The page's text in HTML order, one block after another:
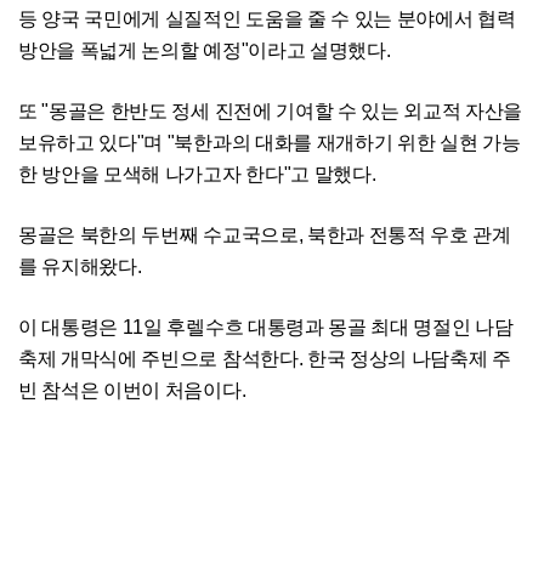
등 양국 국민에게 실질적인 도움을 줄 수 있는 분야에서 협력
방안을 폭넓게 논의할 예정"이라고 설명했다.
또 "몽골은 한반도 정세 진전에 기여할 수 있는 외교적 자산을
보유하고 있다"며 "북한과의 대화를 재개하기 위한 실현 가능
한 방안을 모색해 나가고자 한다"고 말했다.
몽골은 북한의 두번째 수교국으로, 북한과 전통적 우호 관계
를 유지해왔다.
이 대통령은 11일 후렐수흐 대통령과 몽골 최대 명절인 나담
축제 개막식에 주빈으로 참석한다. 한국 정상의 나담축제 주
빈 참석은 이번이 처음이다.